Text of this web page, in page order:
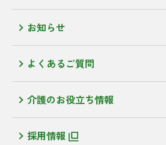
お知らせ
よくあるご質問
介護のお役立ち情報
採用情報